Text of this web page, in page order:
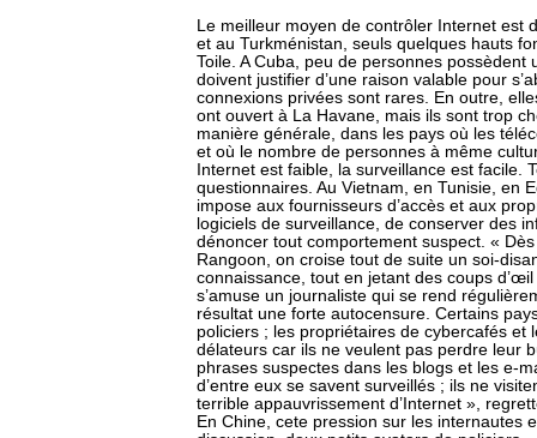
Le meilleur moyen de contrôler Internet est
et au Turkménistan, seuls quelques hauts
Toile. A Cuba, peu de personnes
doivent justifier d’une raison valable pour
connexions privées sont rares. En outre,
ont ouvert à La Havane, mais ils sont trop
manière générale, dans les pays où les
et où le nombre de personnes à même
Internet est faible, la surveillance est facile.
questionnaires. Au Vietnam, en Tunisie, en
impose aux fournisseurs d’accès et aux
logiciels de surveillance, de conserver des
dénoncer tout comportement suspect. «
Rangoon, on croise tout de suite un soi-
connaissance, tout en jetant des coups
s’amuse un journaliste qui se rend
résultat une forte autocensure. Certains
policiers ; les propriétaires de cybercafés et
délateurs car ils ne veulent pas perdre leur
phrases suspectes dans les blogs et les e-
d’entre eux se savent surveillés ; ils ne
terrible appauvrissement d’Internet »,
En Chine, cete pression sur les internautes